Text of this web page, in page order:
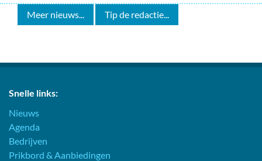
Meer nieuws... Tip de redactie...
Snelle links:
Nieuws
Agenda
Bedrijven
Prikbord & Aanbiedingen